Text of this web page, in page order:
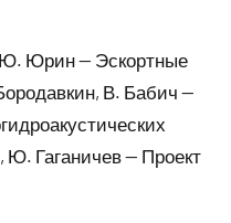
— Эскортные
В. Бабич —
Ю. Гаганичев — Проект